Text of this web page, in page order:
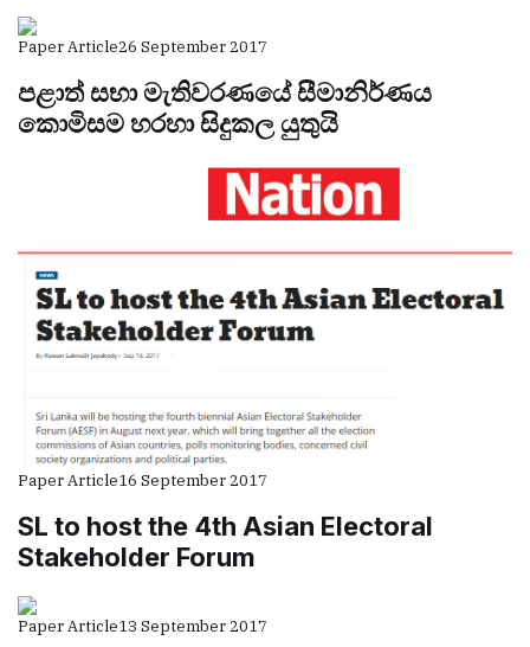
Paper Article26 September 2017
පළාත් සභා මැතිවරණයේ සීමානිර්ණය
කොමිසම හරහා සිදුකල යුතුයි
Paper Article16 September 2017
SL to host the 4th Asian Electoral
Stakeholder Forum
Paper Article13 September 2017